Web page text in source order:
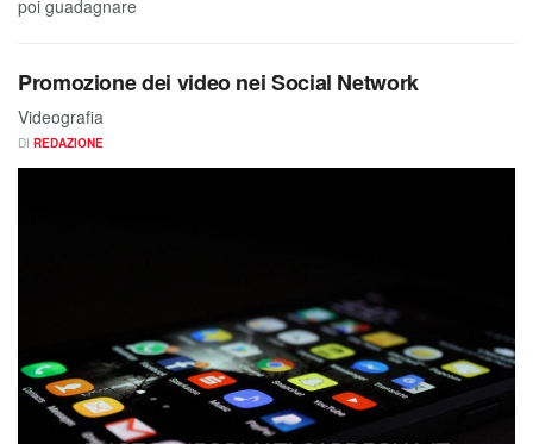
poi guadagnare
Promozione dei video nei Social Network
Videografia
DI REDAZIONE